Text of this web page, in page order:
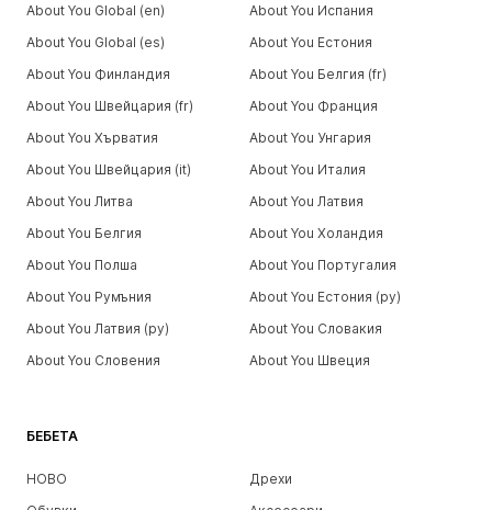
БЕБЕТА
НОВО
Дрехи
About You Global (en)
About You Испания
About You Global (es)
About You Естония
About You Финландия
About You Белгия (fr)
About You Швейцария (fr)
About You Франция
About You Хърватия
About You Унгария
About You Швейцария (it)
About You Италия
About You Литва
About You Латвия
About You Белгия
About You Холандия
About You Полша
About You Португалия
About You Румъния
About You Естония (ру)
About You Латвия (ру)
About You Словакия
About You Словения
About You Швеция